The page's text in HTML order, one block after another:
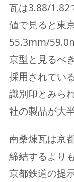
瓦は3.88/1.82
値で見ると東
55.3mm/
京型と見るべ
採用されてい
識別印とみら
社の製品が大
南桑煉瓦は京
締結するより
京都鉄道の提